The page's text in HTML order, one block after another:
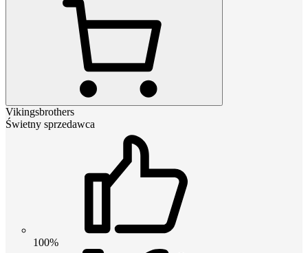
Vikingsbrothers
Świetny sprzedawca
100%